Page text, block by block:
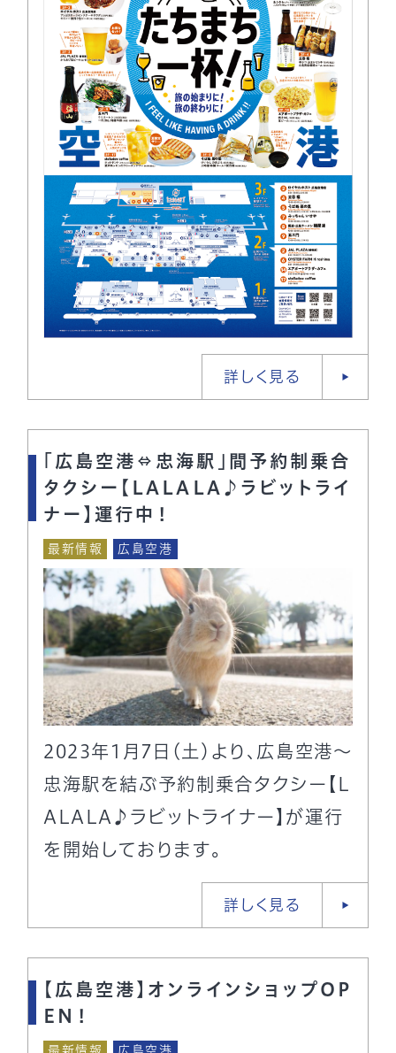
詳しく見る
「広島空港⇔忠海駅」間予約制乗合
タクシー【LALALA♪ラビットライ
ナー】運行中！
最新情報 広島空港
2023年1月7日（土）より、広島空港～
忠海駅を結ぶ予約制乗合タクシー【L
ALALA♪ラビットライナー】が運行
を開始しております。
詳しく見る
【広島空港】オンラインショップOP
EN！